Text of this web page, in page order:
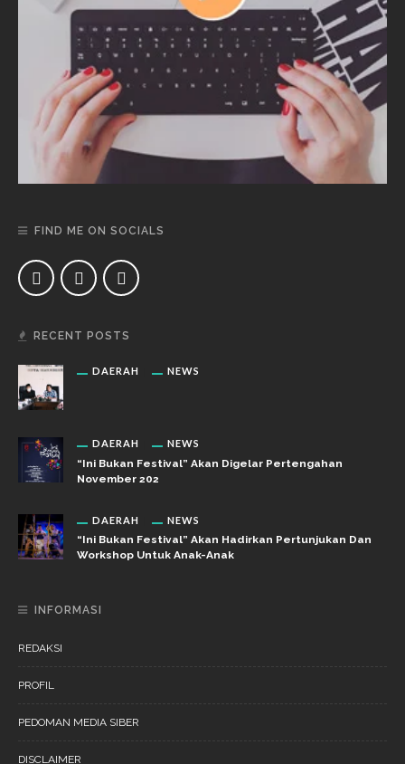
FIND ME ON SOCIALS
RECENT POSTS
DAERAH NEWS
DAERAH NEWS
“Ini Bukan Festival” Akan Digelar Pertengahan
November 202
DAERAH NEWS
“Ini Bukan Festival” Akan Hadirkan Pertunjukan Dan
Workshop Untuk Anak-Anak
INFORMASI
REDAKSI
PROFIL
PEDOMAN MEDIA SIBER
DISCLAIMER